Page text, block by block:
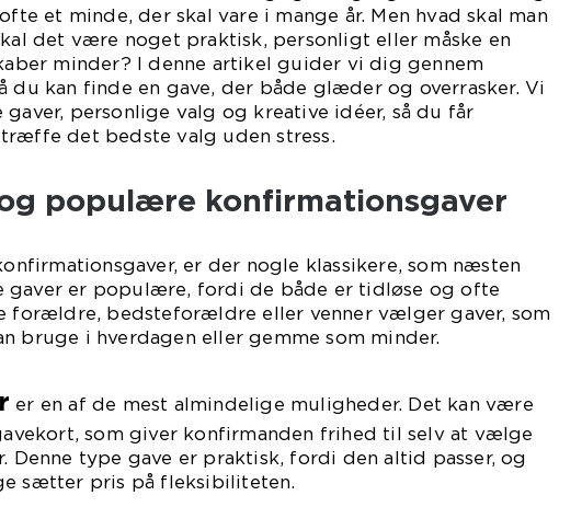
et minde, der skal vare i mange år. Men hvad skal man
det være noget praktisk, personligt eller måske en
minder? I denne artikel guider vi dig gennem
du kan finde en gave, der både glæder og overrasker. Vi
personlige valg og kreative idéer, så du får
det bedste valg uden stress.
populære konfirmationsgaver
er der nogle klassikere, som næsten
gaver er populære, fordi de både er tidløse og ofte
forældre, bedsteforældre eller venner vælger gaver, som
bruge i hverdagen eller gemme som minder.
er en af de mest almindelige muligheder. Det kan være
som giver konfirmanden frihed til selv at vælge
Denne type gave er praktisk, fordi den altid passer, og
sætter pris på fleksibiliteten.